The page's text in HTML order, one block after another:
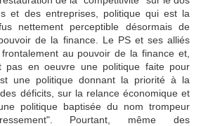
et des entreprises, politique qui est la
nettement perceptible désormais de
de la finance. Le PS et ses alliés
au pouvoir de la finance et,
pas en oeuvre une politique faite pour
une politique donnant la priorité à la
déficits, sur la relance économique et
politique baptisée du nom trompeur
Pourtant, même des